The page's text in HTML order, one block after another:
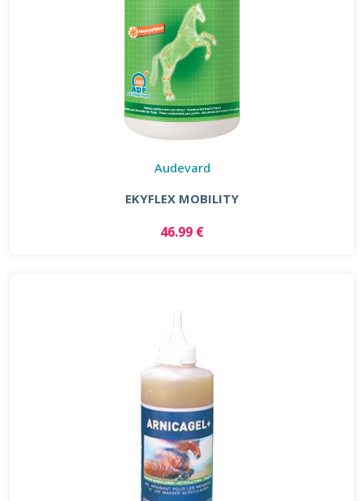
Audevard
EKYFLEX MOBILITY
46.99 €